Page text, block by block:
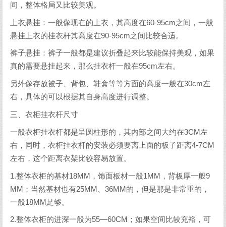
间，整体格局又比较美观。
上衣悬挂：一般像现在的上衣，其高度在60-95cm之间，一般
悬挂上衣的挂衣杆其高度在90-95cm之间比较合适。
裤子悬挂：裤子一般都是建议折叠起来比较能保持美观，如果
真的需要悬挂起来，那么挂衣杆一般在95cm左右。
另外像存放被子、背包、鞋盒等等方面的高度一般在30cm左
右，具体的可以根据其自身高度进行调整。
三、衣柜挂衣杆尺寸
一般衣柜挂衣杆都是呈圆柱形的，其内部之间大约在3CM左
右，同时，衣柜挂衣杆的安装必须要离上面的板子距离4-7CM
左右，这个距离衣架比较容易放置。
1.整体衣柜的基材18MM，饰面板材一般1MM，背板厚一般9
MM；当然基材也有25MM、36MM的，但是那是非常重的，
一般18MM足够。
2.整体衣柜的进深一般为55—60CM；如果空间比较充裕，可